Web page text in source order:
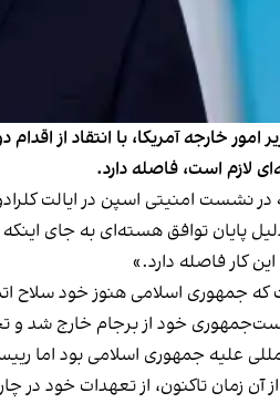
امور خارجه آمریکا، با انتقاد از
لازم است، فاصله دارد.
نشست امنیتی اسپن در ایالت
پایان توافق هسته‌ای به جای
کار فاصله دارد.»
که جمهوری اسلامی هنوز خود سلاح
خود از برجام خارج شد و
علیه جمهوری اسلامی بود اما رییس‌جمهوری
آن زمان تاکنون، از تعهدات خود در